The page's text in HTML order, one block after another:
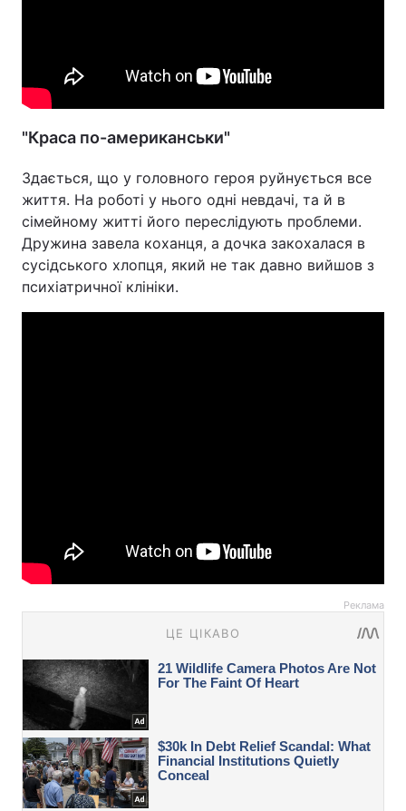
"Краса по-американськи"
Здається, що у головного героя руйнується все
життя. На роботі у нього одні невдачі, та й в
сімейному житті його переслідують проблеми.
Дружина завела коханця, а дочка закохалася в
сусідського хлопця, який не так давно вийшов з
психіатричної клініки.
Реклама